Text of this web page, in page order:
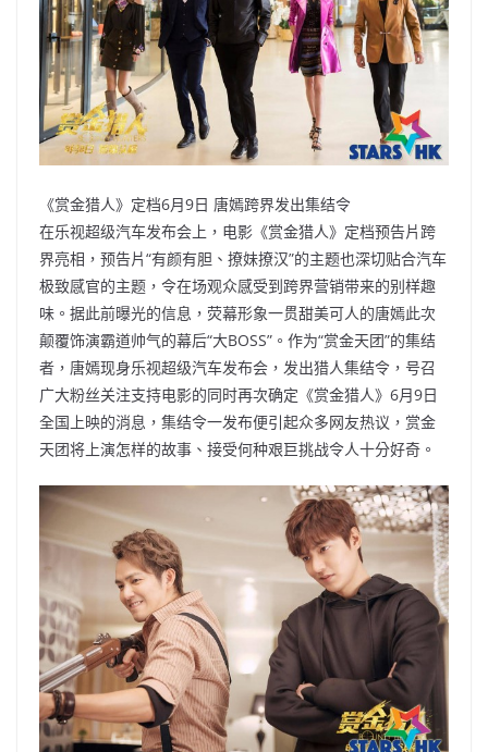
《赏金猎人》定档6月9日 唐嫣跨界发出集结令
在乐视超级汽车发布会上，电影《赏金猎人》定档预告片跨
界亮相，预告片“有颜有胆、撩妹撩汉”的主题也深切贴合汽车
极致感官的主题，令在场观众感受到跨界营销带来的别样趣
味。据此前曝光的信息，荧幕形象一贯甜美可人的唐嫣此次
颠覆饰演霸道帅气的幕后“大BOSS”。作为“赏金天团”的集结
者，唐嫣现身乐视超级汽车发布会，发出猎人集结令，号召
广大粉丝关注支持电影的同时再次确定《赏金猎人》6月9日
全国上映的消息，集结令一发布便引起众多网友热议，赏金
天团将上演怎样的故事、接受何种艰巨挑战令人十分好奇。